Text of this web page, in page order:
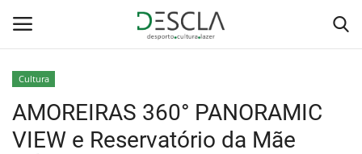
Home
Cultura
AMOREIRAS 360° PANORAMIC
VIEW e Reservatório da Mãe